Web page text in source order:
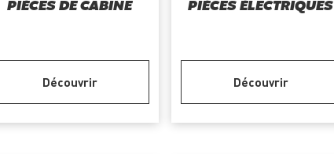
PIÈCES DE CABINE
Découvrir
PIÈCES ÉLECTRIQUES
Découvrir